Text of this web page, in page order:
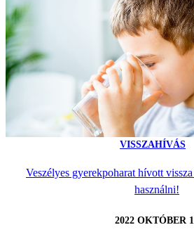
VISSZAHÍVÁS
Veszélyes gyerekpoharat hívott
használni!
2022 OKTÓBER